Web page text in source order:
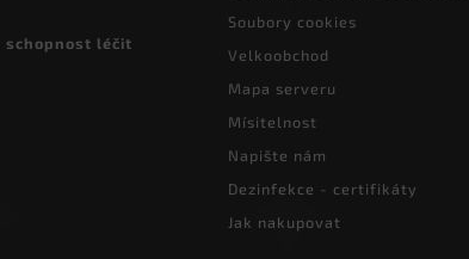
schopnost léčit
Soubory cookies
Velkoobchod
Mapa serveru
Mísitelnost
Napište nám
Dezinfekce - certifikáty
Jak nakupovat